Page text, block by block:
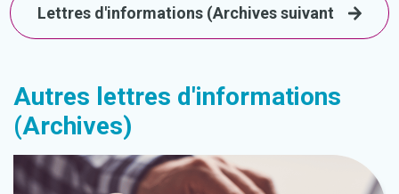
Lettres d'informations (Archives suivant
Autres lettres d'informations
(Archives)